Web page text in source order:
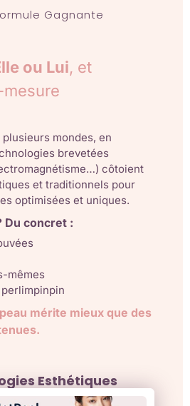
Gagnante
ou Lui, et
mondes, en
brevetées
côtoient
et traditionnels pour
optimisées et uniques.
Du concret :
mêmes
mérite mieux que des
Esthétiques